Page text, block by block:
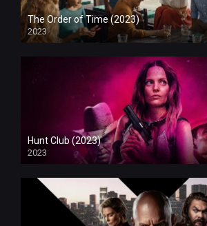
The Order of Time (2023)
2023
Hunt Club (2023)
2023